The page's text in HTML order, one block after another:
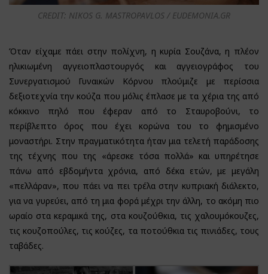
CREDIT: NIKOS G. MASTROPAVLOS / EUDEMONIA.GR
Όταν είχαμε πάει στην πολίχνη, η κυρία Σουζάνα, η πλέον
ηλικιωμένη αγγειοπλαστουργός και αγγειογράφος του
Συνεργατισμού Γυναικών Κόρνου πλούμιζε με περίσσια
δεξιοτεχνία την κούζα που μόλις έπλασε με τα χέρια της από
κόκκινο πηλό που έφεραν από το Σταυροβούνι, το
περίβλεπτο όρος που έχει κορώνα του το φημισμένο
μοναστήρι. Στην πραγματικότητα ήταν μια τελετή παράδοσης
της τέχνης που της «άρεσκε τόσα πολλά» και υπηρέτησε
πάνω από εβδομήντα χρόνια, από δέκα ετών, με μεγάλη
«πελλάραν», που πάει να πει τρέλα στην κυπριακή διάλεκτο,
για να γυρεύει, από τη μια φορά μέχρι την άλλη, το ακόμη πιο
ωραίο στα κεραμικά της, στα κουζούθκια, τις χαλουμόκουζες,
τις κουζοπούλες, τις κούζες, τα ποτούθκια τις πινιάδες, τους
ταβάδες.